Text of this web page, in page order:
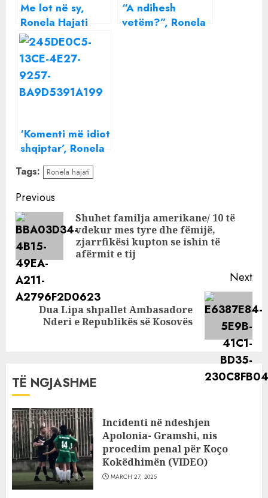
Me lot në sy,
Ronela Hajati
zbulon pamjet e
papublikuara nga
“Eurovision”
“A ndihesh
vetëm?”, Ronela
‘Komenti më idiot
shqiptar’, Ronela
Hajati nuk duron
dot më
Tags: Ronela hajati
Continue
Reading
Previous
Shuhet familja amerikane/ 10 të
vdekur mes tyre dhe fëmijë,
zjarrfikësi kupton se ishin të
afërmit e tij
Next
NextDua Lipa shpallet Ambasadore
Nderi e Republikës së Kosovës
TË NGJASHME
Incidenti në ndeshjen
Apolonia- Gramshi, nis
procedim penal për Koço
Kokëdhimën (VIDEO)
MARCH 27, 2025